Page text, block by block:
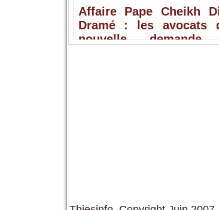
Affaire Pape Cheikh
Dramé : les avocats
nouvelle